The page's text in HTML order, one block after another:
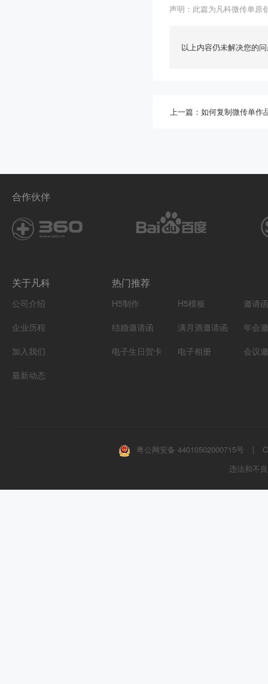
声明：此篇为凡科微传单原
以上内容仍未解决您的
上一篇：如何复制微传单作
合作伙伴
关于凡科
公司介绍
企业历程
加入我们
最新动态
热门推荐
H5制作 H5模板
邀请
结婚邀请函
满月酒邀请函
年会
电子生日贺卡
电子相册 会议
粤公网安备 44010502000715号 |
违法和不